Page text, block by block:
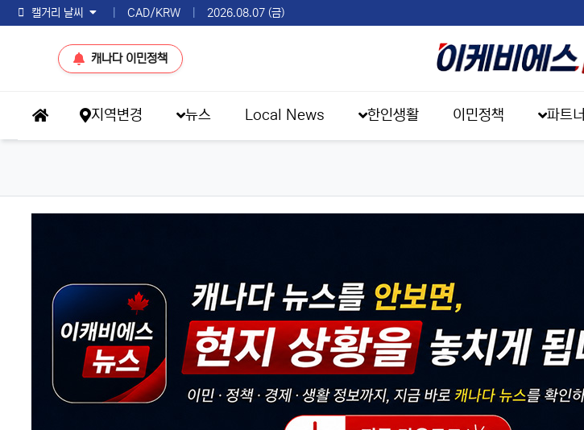
토론토 날씨 CAD/KRW 2026.08.07 (금)
캐나다 이민정책
지역변경 뉴스 Local News 한인생활 이민정책
파트너
홈으로
이슈 브리핑